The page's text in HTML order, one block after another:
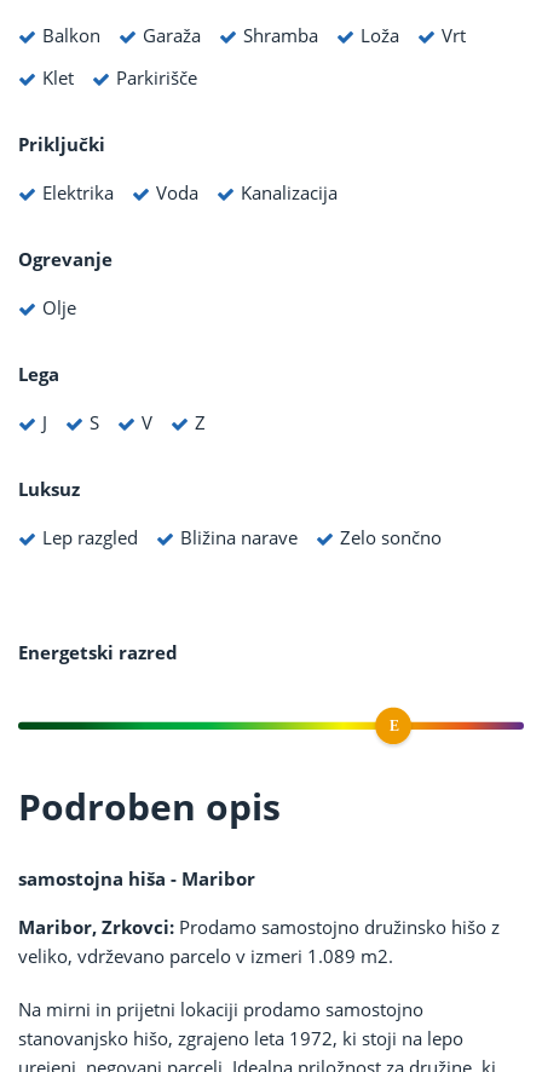
Balkon
Garaža Shramba Loža
Vrt
Klet
Parkirišče
Priključki
Elektrika
Voda Kanalizacija
Ogrevanje
Olje
Lega
J
S V Z
Luksuz
Lep razgled
Bližina narave Zelo sončno
Energetski razred
Podroben opis
samostojna hiša - Maribor
Maribor, Zrkovci: Prodamo samostojno družinsko hišo z
veliko, vdrževano parcelo v izmeri 1.089 m2.
Na mirni in prijetni lokaciji prodamo samostojno
stanovanjsko hišo, zgrajeno leta 1972, ki stoji na lepo
urejeni, negovani parceli. Idealna priložnost za družine, ki